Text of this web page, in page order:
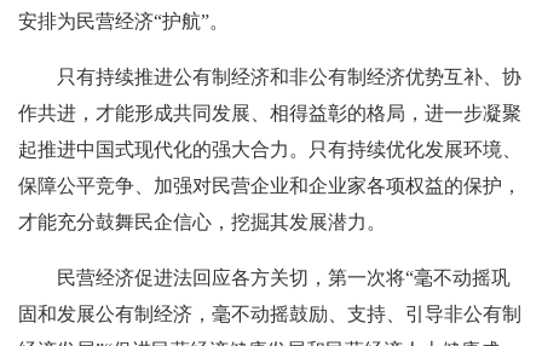
安排为民营经济“护航”。
只有持续推进公有制经济和非公有制经济优势互补、协
作共进，才能形成共同发展、相得益彰的格局，进一步凝聚
起推进中国式现代化的强大合力。只有持续优化发展环境、
保障公平竞争、加强对民营企业和企业家各项权益的保护，
才能充分鼓舞民企信心，挖掘其发展潜力。
民营经济促进法回应各方关切，第一次将“毫不动摇巩
固和发展公有制经济，毫不动摇鼓励、支持、引导非公有制